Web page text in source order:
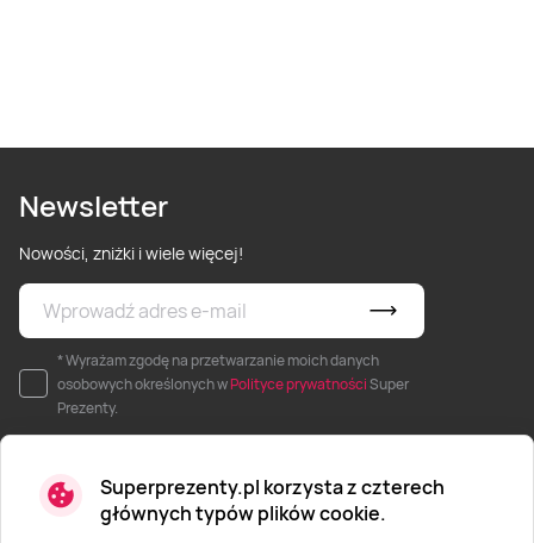
Superprezenty.pl korzysta z czterech
głównych typów plików cookie.
Newsletter
Nowości, zniżki i wiele więcej!
* Wyrażam zgodę na przetwarzanie moich danych
osobowych określonych wPolityce prywatnościSuper
Prezenty.